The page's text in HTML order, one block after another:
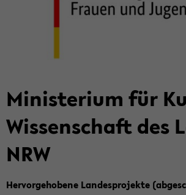
Mi­nis­te­ri­um für
Wis­sen­schaft des
NRW
Her­vor­ge­ho­be­ne Lan­des­pro­jek­te